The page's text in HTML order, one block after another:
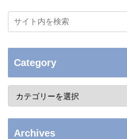
Category
Archives